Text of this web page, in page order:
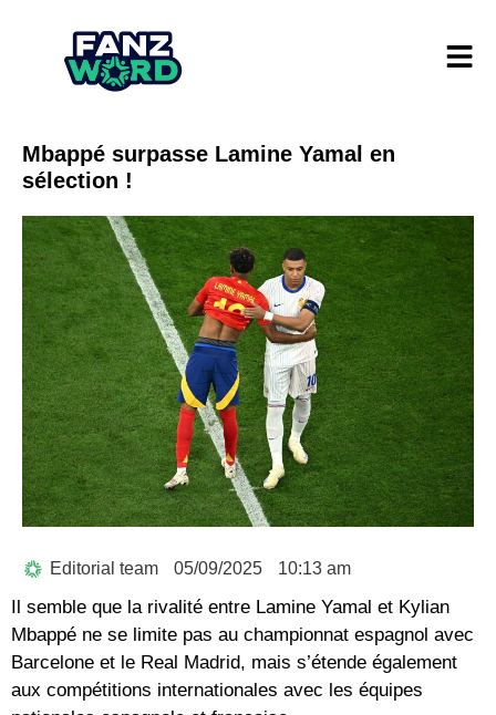
Mbappé surpasse Lamine Yamal en
sélection !
Editorial team 05/09/2025 10:13 am
Il semble que la rivalité entre Lamine Yamal et Kylian
Mbappé ne se limite pas au championnat espagnol avec
Barcelone et le Real Madrid, mais s’étende également
aux compétitions internationales avec les équipes